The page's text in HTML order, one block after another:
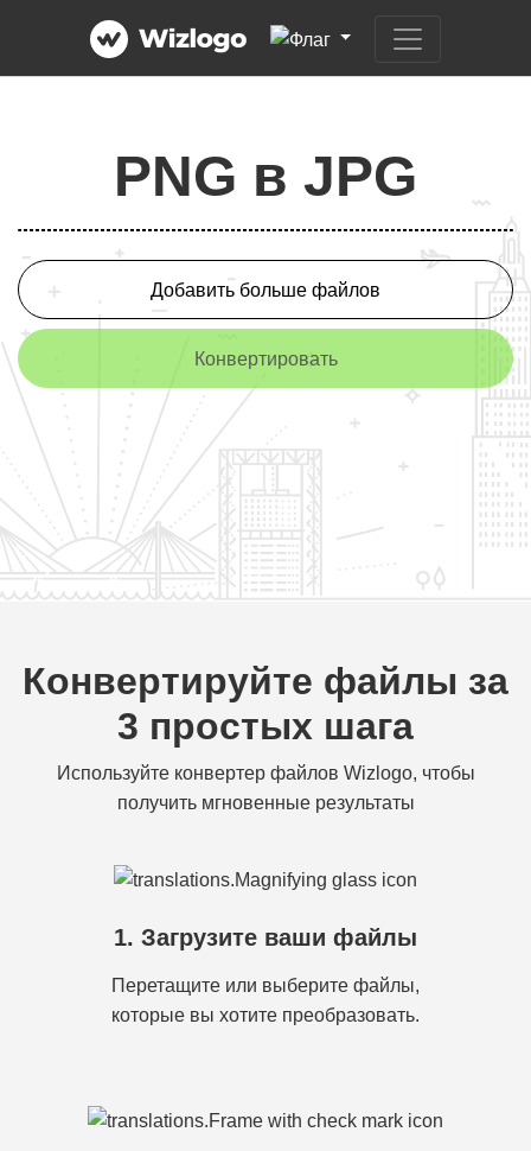
PNG в JPG
Добавить больше файлов
Конвертировать
Конвертируйте файлы за
3 простых шага
Используйте конвертер файлов Wizlogo, чтобы
получить мгновенные результаты
1. Загрузите ваши файлы
Перетащите или выберите файлы,
которые вы хотите преобразовать.